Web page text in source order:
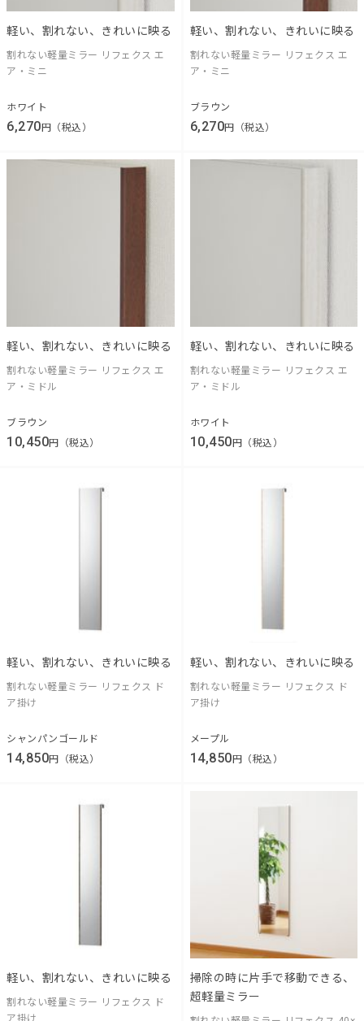
軽い、割れない、きれいに映る
割れない軽量ミラー リフェクス エ
ア・ミニ
ホワイト
6,270円（税込）
軽い、割れない、きれいに映る
割れない軽量ミラー リフェクス エ
ア・ミニ
ブラウン
6,270円（税込）
軽い、割れない、きれいに映る
割れない軽量ミラー リフェクス エ
ア・ミドル
ブラウン
10,450円（税込）
軽い、割れない、きれいに映る
割れない軽量ミラー リフェクス エ
ア・ミドル
ホワイト
10,450 円（税込）
軽い、割れない、きれいに映る
割れない軽量ミラー リフェクス ド
ア掛け
シャンパンゴールド
14,850円（税込）
軽い、割れない、きれいに映る
割れない軽量ミラー リフェクス ド
ア掛け
メープル
14,850円（税込）
軽い、割れない、きれいに映る
割れない軽量ミラー リフェクス ド
ア掛け
掃除の時に片手で移動できる、
超軽量ミラー